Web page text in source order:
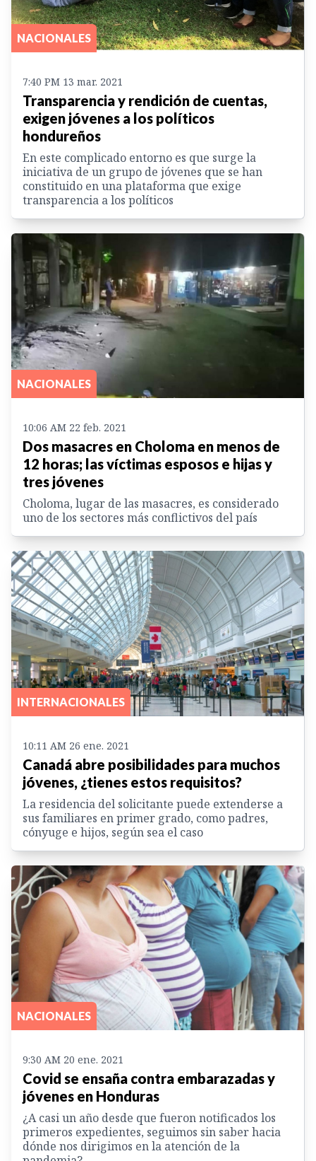
NACIONALES
7:40 PM 13 mar. 2021
Transparencia y rendición de cuentas,
exigen jóvenes a los políticos
hondureños
En este complicado entorno es que surge la
iniciativa de un grupo de jóvenes que se han
constituido en una plataforma que exige
transparencia a los políticos
NACIONALES
10:06 AM 22 feb. 2021
Dos masacres en Choloma en menos de
12 horas; las víctimas esposos e hijas y
tres jóvenes
Choloma, lugar de las masacres, es considerado
uno de los sectores más conflictivos del país
INTERNACIONALES
10:11 AM 26 ene. 2021
Canadá abre posibilidades para muchos
jóvenes, ¿tienes estos requisitos?
La residencia del solicitante puede extenderse a
sus familiares en primer grado, como padres,
cónyuge e hijos, según sea el caso
NACIONALES
9:30 AM 20 ene. 2021
Covid se ensaña contra embarazadas y
jóvenes en Honduras
¿A casi un año desde que fueron notificados los
primeros expedientes, seguimos sin saber hacia
dónde nos dirigimos en la atención de la